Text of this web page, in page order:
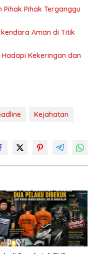
Pihak Pihak Terganggu
Aman di Titik
Kekeringan dan
Kejahatan